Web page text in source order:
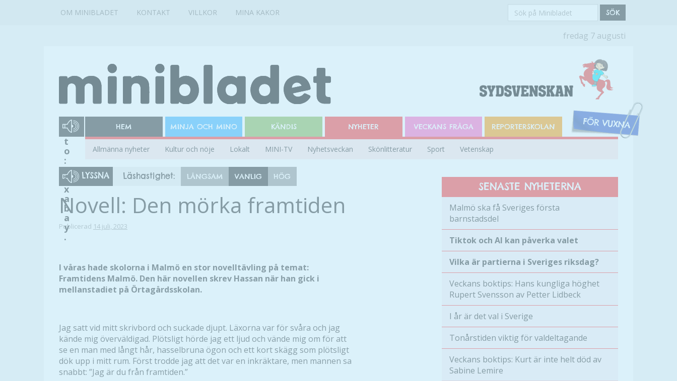
OM MINIBLADET KONTAKT VILLKOR MINA KAKOR
Sök
SÖK
fredag 7 augusti
HEM MINJA OCH MINO KÄNDIS NYHETER VECKANS FRÅGA REPORTERSKOLAN
Allmänna nyheter Kultur och nöje Lokalt MINI-TV Nyhetsveckan Skönlitteratur Sport Vetenskap
LYSSNA Läshastighet: LÅNGSAM VANLIG HÖG
Novell: Den mörka framtiden
Publicerad 14 juli, 2023
F
o
t
o
:
P
i
x
a
b
a
y
.
I våras hade skolorna i Malmö en stor novelltävling på temat:
Framtidens Malmö. Den här novellen skrev Hassan när han gick i
mellanstadiet på Örtagårdsskolan.
Jag satt vid mitt skrivbord och suckade djupt. Läxorna var för svåra och jag
kände mig överväldigad. Plötsligt hörde jag ett ljud och vände mig om för att
se en man med långt hår, hasselbruna ögon och ett kort skägg som plötsligt
dök upp i mitt rum. Först trodde jag att det var en inkräktare, men mannen sa
snabbt: ”Jag är du från framtiden.”
SENASTE NYHETERNA
Malmö ska få Sveriges första
barnstadsdel
Tiktok och AI kan påverka valet
Vilka är partierna i Sveriges riksdag?
Veckans boktips: Hans kungliga höghet
Rupert Svensson av Petter Lidbeck
I år är det val i Sverige
Tonårstiden viktig för valdeltagande
Veckans boktips: Kurt är inte helt död av
Sabine Lemire